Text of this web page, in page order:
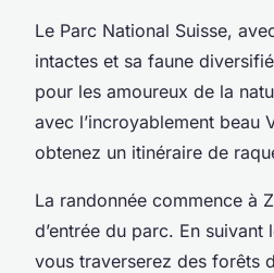
Le Parc National Suisse,
intactes et sa faune
pour les amoureux de la
avec l’incroyablement beau
obtenez un itinéraire de
La randonnée commence à
d’entrée du parc. En suivant
vous traverserez des forêts